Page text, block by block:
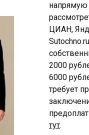
ЦИАН,
2000
6000
требует
тут.